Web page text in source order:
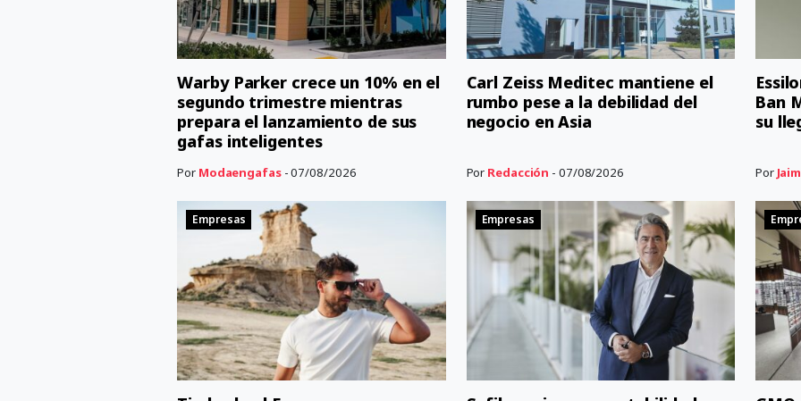
Warby Parker crece un 10% en el
segundo trimestre mientras
prepara el lanzamiento de sus
gafas inteligentes
Por Modaengafas- 07/08/2026
Carl Zeiss Meditec mantiene el
rumbo pese a la debilidad del
negocio en Asia
Por Redacción - 07/08/2026
Ban
su
Por
Empresas Empresas